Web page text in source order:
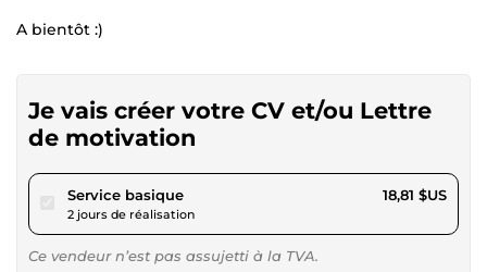
A bientôt :)
Je vais créer votre CV et/ou Lettre
de motivation
Service basiquepour 17,34 $US
2 jours de réalisation
18,81 $US
Ce vendeur n’est pas assujetti à la TVA.